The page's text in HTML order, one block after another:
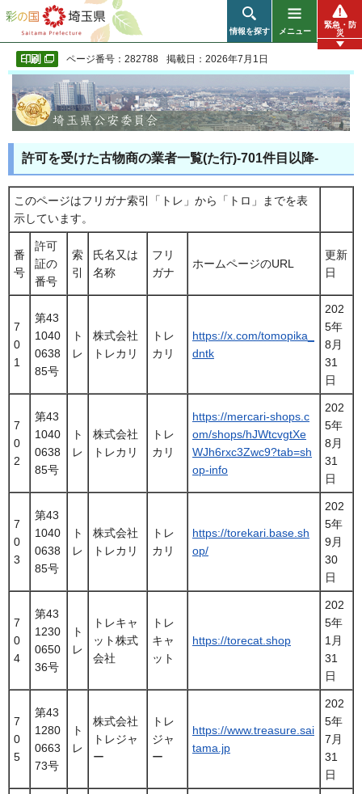
彩の国 埼玉県
情報を探す メニュー
緊急・防
災
ページ番号：282788 掲載日：2026年7月1日
許可を受けた古物商の業者一覧(た行)-701件目以降-
このページはフリガナ索引「トレ」から「トロ」までを表
示しています。
番
号
許可
証の
番号
索
引
氏名又は
名称
フリ
ガナ
ホームページのURL
更新
日
7
0
1
第43
1040
0638
85号
ト
レ
株式会社
トレカリ
トレ
カリ
https://x.com/tomopika_
dntk
202
5年
8月
31
日
7
0
2
第43
1040
0638
85号
ト
レ
株式会社
トレカリ
トレ
カリ
https://mercari-shops.c
om/shops/hJWtcvgtXe
WJh6rxc3Zwc9?tab=sh
op-info
202
5年
8月
31
日
7
0
3
第43
1040
0638
85号
ト
レ
株式会社
トレカリ
トレ
カリ
https://torekari.base.sh
op/
202
5年
9月
30
日
7
0
4
第43
1230
0650
36号
ト
レ
トレキャ
ット株式
会社
トレ
キャ
ット
https://torecat.shop
202
5年
1月
31
日
7
0
5
第43
1280
0663
73号
ト
レ
株式会社
トレジャ
ー
トレ
ジャ
ー
https://www.treasure.sai
tama.jp
202
5年
7月
31
日